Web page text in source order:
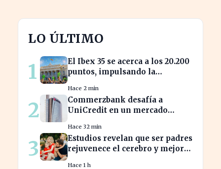
LO ÚLTIMO
1
El Ibex 35 se acerca a los 20.200
puntos, impulsando la
Hace 2 min
2
Commerzbank desafía a
UniCredit en un mercado
inversión
Hace 32 min
3
Estudios revelan que ser padres
rejuvenece el cerebro y mejora
Hace 1 h